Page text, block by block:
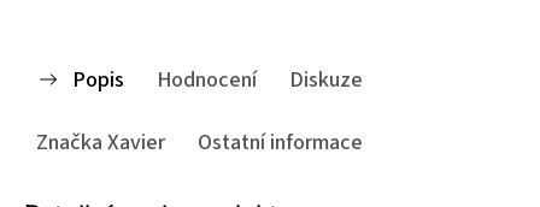
Popis Hodnocení
Diskuze
ZnačkaXavier Ostatní informace